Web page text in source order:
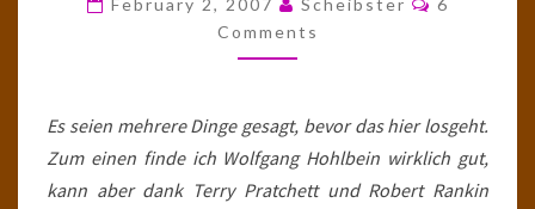
February 2, 2007 Scheibster
6
Comments
Es seien mehrere Dinge gesagt, bevor das hier losgeht.
Zum einen finde ich Wolfgang Hohlbein wirklich gut,
kann aber dank Terry Pratchett und Robert Rankin